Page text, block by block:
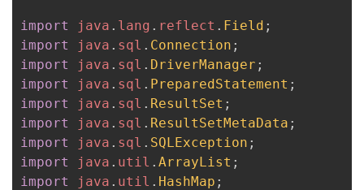
我
的
开
我
的
我
import java . lang . reflect . Field ;
import
java . sql . Connection ;
import
java . sql . DriverManager ;
import
java . sql . PreparedStatement ;
import
java . sql . ResultSet ;
import
java . sql . ResultSetMetaData ;
import
java . sql . SQLException ;
import
java . util . ArrayList ;
import
java . util . HashMap ;